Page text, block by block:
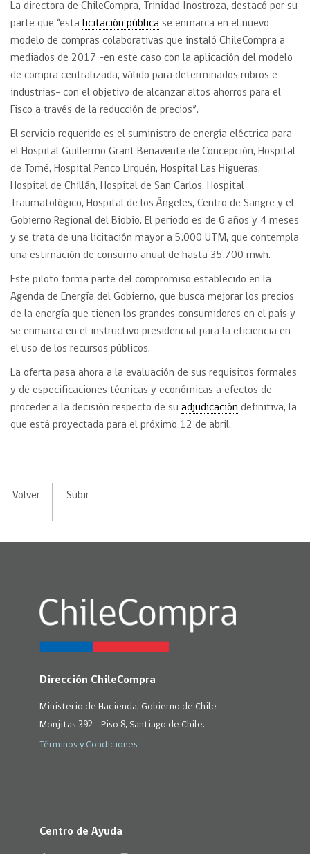
La directora de ChileCompra, Trinidad Inostroza, destacó por su
parte que “esta licitación pública se enmarca en el nuevo
modelo de compras colaborativas que instaló ChileCompra a
mediados de 2017 -en este caso con la aplicación del modelo
de compra centralizada, válido para determinados rubros e
industrias- con el objetivo de alcanzar altos ahorros para el
Fisco a través de la reducción de precios”.
El servicio requerido es el suministro de energía eléctrica para
el Hospital Guillermo Grant Benavente de Concepción, Hospital
de Tomé, Hospital Penco Lirquén, Hospital Las Higueras,
Hospital de Chillán, Hospital de San Carlos, Hospital
Traumatológico, Hospital de los Ángeles, Centro de Sangre y el
Gobierno Regional del Biobío. El periodo es de 6 años y 4 meses
y se trata de una licitación mayor a 5.000 UTM, que contempla
una estimación de consumo anual de hasta 35.700 mwh.
Este piloto forma parte del compromiso establecido en la
Agenda de Energía del Gobierno, que busca mejorar los precios
de la energía que tienen los grandes consumidores en el país y
se enmarca en el instructivo presidencial para la eficiencia en
el uso de los recursos públicos.
La oferta pasa ahora a la evaluación de sus requisitos formales
y de especificaciones técnicas y económicas a efectos de
proceder a la decisión respecto de su adjudicación definitiva, la
que está proyectada para el próximo 12 de abril.
Volver Subir
Dirección ChileCompra
Ministerio de Hacienda, Gobierno de Chile
Monjitas 392 - Piso 8, Santiago de Chile.
Términos y Condiciones
Centro de Ayuda